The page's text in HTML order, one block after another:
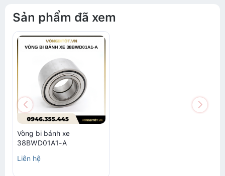
Sản phẩm đã xem
Vòng bi bánh xe
38BWD01A1-A
Liên hệ